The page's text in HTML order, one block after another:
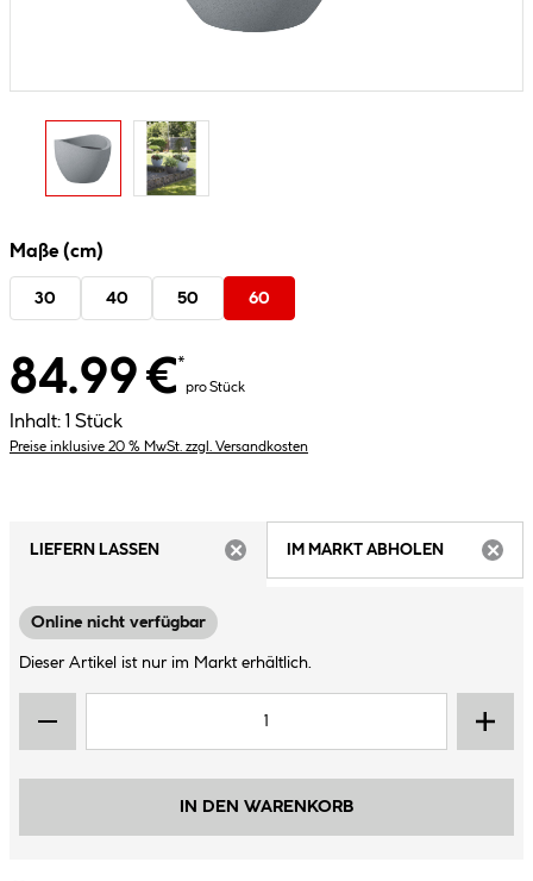
Maße (cm)
30 40 50 60
84.99 €*
pro Stück
Inhalt: 1 Stück
Preise inklusive 20 % MwSt. zzgl. Versandkosten
LIEFERN LASSEN
IM MARKT ABHOLEN
Online nicht verfügbar
Dieser Artikel ist nur im Markt erhältlich.
IN DEN WARENKORB